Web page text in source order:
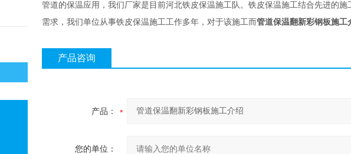
管道的保温应用，我们厂家是目前河北铁皮保温施工队。铁皮保温施工结合先进的
需求，我们单位从事铁皮保温施工工作多年，对于该施工而管道保温翻新彩钢板施工
产品咨询
产品：
您的单位：